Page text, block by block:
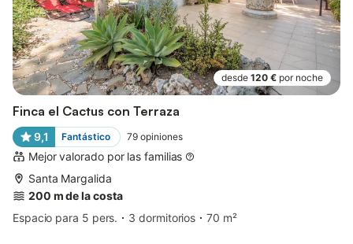
desde 120 € por noche
Finca el Cactus con Terraza
9,1 Fantástico 79 opiniones
Mejor valorado por las familias
Santa Margalida
200 m de la costa
Espacio para 5 pers.
3 dormitorios 70 m²